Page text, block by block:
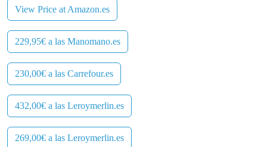
View Price at Amazon.es
229,95€ a las Manomano.es
230,00€ a las Carrefour.es
432,00€ a las Leroymerlin.es
269,00€ a las Leroymerlin.es